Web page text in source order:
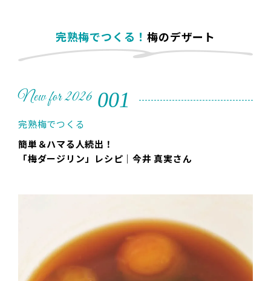
完熟梅でつくる！ 梅のデザート
New for 2026 001
完熟梅でつくる
簡単＆ハマる人続出！
「梅ダージリン」レシピ｜今井 真実さん